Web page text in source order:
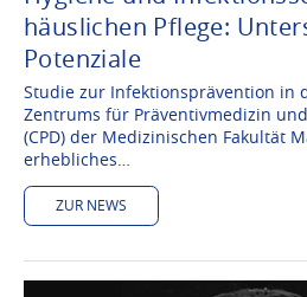
häuslichen Pflege:
Potenziale
Studie zur Infektionsprävention in
Zentrums für Präventivmedizin
(CPD) der Medizinischen Fakultät
erhebliches…
ZUR NEWS